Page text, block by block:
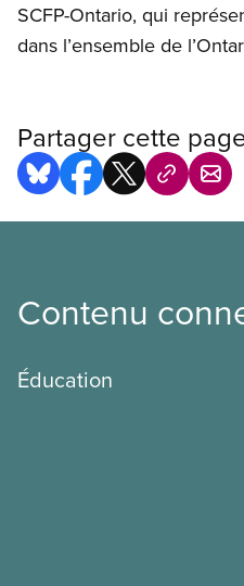
SCFP-Ontario, qui
dans l’ensemble de
Partager cette
Contenu
Éducation